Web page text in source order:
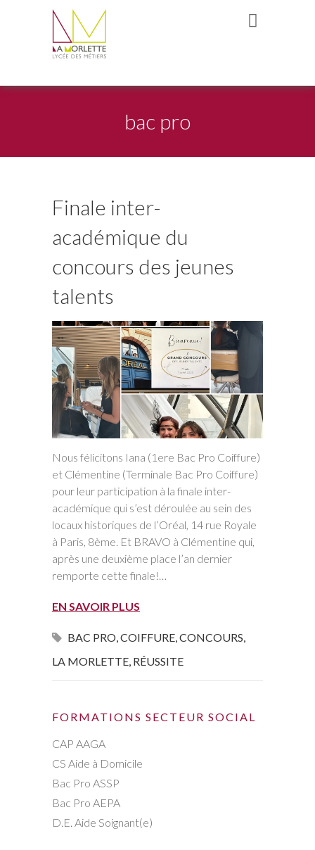
bac pro
Finale inter-
académique du
concours des jeunes
talents
Nous félicitons Iana (1ere Bac Pro Coiffure)
et Clémentine (Terminale Bac Pro Coiffure)
pour leur participation à la finale inter-
académique qui s’est déroulée au sein des
locaux historiques de l’Oréal, 14 rue Royale
à Paris, 8ème. Et BRAVO à Clémentine qui,
après une deuxième place l’an dernier
remporte cette finale!…
EN SAVOIR PLUS
BAC PRO COIFFURE CONCOURS
LA MORLETTE RÉUSSITE
FORMATIONS SECTEUR SOCIAL
CAP AAGA
CS Aide à Domicile
Bac Pro ASSP
Bac Pro AEPA
D.E. Aide Soignant(e)